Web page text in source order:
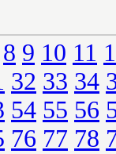
8 9 10 11
32 33 34
54 55 56
76 77 78